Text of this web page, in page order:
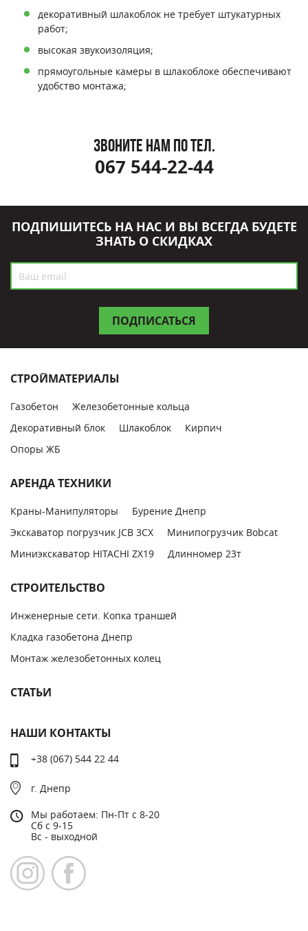
декоративный шлакоблок не требует штукатурных
работ;
высокая звукоизоляция;
прямоугольные камеры в шлакоблоке обеспечивают
удобство монтажа;
ЗВОНИТЕ НАМ ПО ТЕЛ.
067 544-22-44
ПОДПИШИТЕСЬ НА НАС И ВЫ ВСЕГДА БУДЕТЕ
ЗНАТЬ О СКИДКАХ
СТРОЙМАТЕРИАЛЫ
Газобетон
Железобетонные кольца
Декоративный блок
Шлакоблок
Кирпич
Опоры ЖБ
АРЕНДА ТЕХНИКИ
Краны-Манипуляторы
Бурение Днепр
Экскаватор погрузчик JCB 3CX
Минипогрузчик Bobcat
Миниэкскаватор HITACHI ZX19
Длинномер 23т
СТРОИТЕЛЬСТВО
Инженерные сети. Копка траншей
Кладка газобетона Днепр
Монтаж железобетонных колец
СТАТЬИ
НАШИ КОНТАКТЫ
+38 (067) 544 22 44
г. Днепр
Мы работаем: Пн-Пт с 8-20
Сб с 9-15
Вс - выходной